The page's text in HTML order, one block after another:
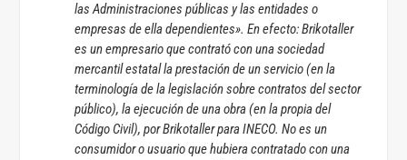
las Administraciones públicas y las entidades o
empresas de ella dependientes». En efecto: Brikotaller
es un empresario que contrató con una sociedad
mercantil estatal la prestación de un servicio (en la
terminología de la legislación sobre contratos del sector
público), la ejecución de una obra (en la propia del
Código Civil), por Brikotaller para INECO. No es un
consumidor o usuario que hubiera contratado con una